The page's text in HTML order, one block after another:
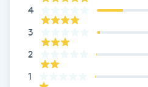
Fransk manikyr
Fransrengöring
Frekvensterapi
4
3
2
1